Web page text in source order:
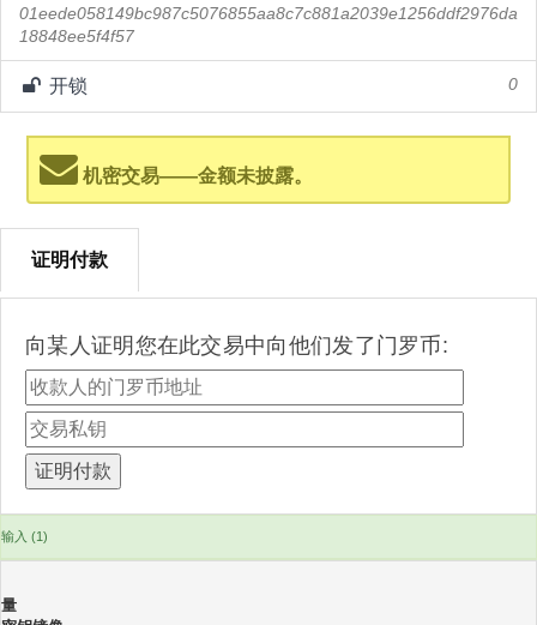
01eede058149bc987c5076855aa8c7c881a2039e1256ddf2976da
18848ee5f4f57
开锁 0
机密交易——金额未披露。
证明付款
向某人证明您在此交易中向他们发了门罗币:
输入 (1)
量